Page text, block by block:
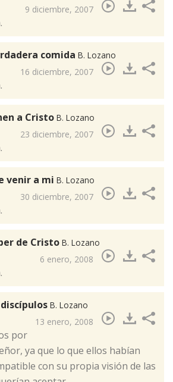
9 diciembre, 2007
comida B. Lozano
16 diciembre, 2007
a Cristo B. Lozano
23 diciembre, 2007
venir a mi B. Lozano
30 diciembre, 2007
de Cristo B. Lozano
6 enero, 2008
B. Lozano
13 enero, 2008
por
ya que lo que ellos habían
con su propia visión de las